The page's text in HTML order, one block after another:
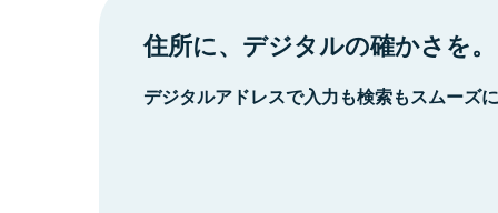
住所に、デジタルの確かさを。
デジタルアドレスで入力も検索もスムーズ